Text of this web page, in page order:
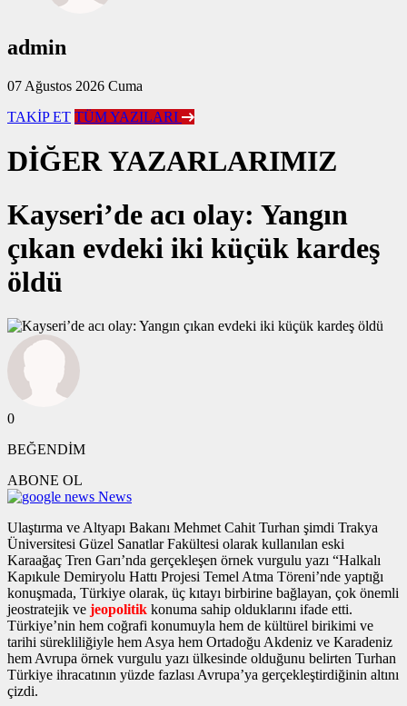
admin
07 Ağustos 2026 Cuma
TAKİP ET TÜM YAZILARI
DİĞER YAZARLARIMIZ
Kayseri’de acı olay: Yangın
çıkan evdeki iki küçük kardeş
öldü
0
BEĞENDİM
ABONE OL
News
Ulaştırma ve Altyapı Bakanı Mehmet Cahit Turhan şimdi Trakya
Üniversitesi Güzel Sanatlar Fakültesi olarak kullanılan eski
Karaağaç Tren Garı’nda gerçekleşen örnek vurgulu yazı “Halkalı
Kapıkule Demiryolu Hattı Projesi Temel Atma Töreni’nde yaptığı
konuşmada, Türkiye olarak, üç kıtayı birbirine bağlayan, çok önemli
jeostratejik ve jeopolitik konuma sahip olduklarını ifade etti.
Türkiye’nin hem coğrafi konumuyla hem de kültürel birikimi ve
tarihi sürekliliğiyle hem Asya hem Ortadoğu Akdeniz ve Karadeniz
hem Avrupa örnek vurgulu yazı ülkesinde olduğunu belirten Turhan
Türkiye ihracatının yüzde fazlası Avrupa’ya gerçekleştirdiğinin altını
çizdi.